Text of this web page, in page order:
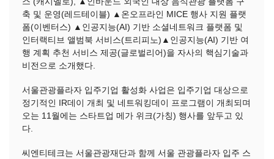
축 및 운영(레드테이블) ▲온오프라인 MICE 행사 지원 플랫
폼(이벤터스) ▲인공지능(AI) 기반 소셜네트워크 플랫폼 및
인터랙티브 앨범북 서비스(트리피노)▲인공지능(AI) 기반 여
행 계획 추천 서비스 제공(글로벌리어)을 자사의 핵심기술과
비전으로 소개했다.
서울관광플라자 입주기업 활성화 사업은 입주기업 대상으로
정기적인 IR데이 개최 및 네트워킹데이 프로그램이 개최되며
오는 11월에는 스타트업 메가 위크(가칭) 행사를 앞두고 있
다.
씨엔티테크는 서울관광재단과 함께 서울 관광플라자 입주 스